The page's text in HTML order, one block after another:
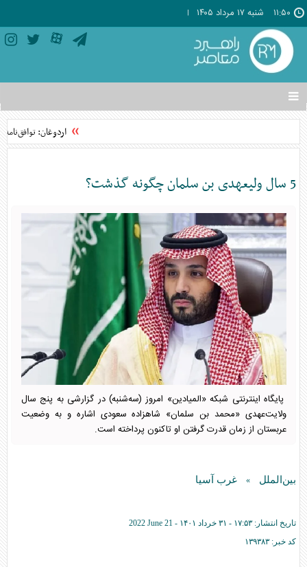
۱۱:۵۰ شنبه ۱۷ مرداد ۱۴۰۵
تغییر
وضعیت
منوی
ها
اردوغان:
5 سال ولیعهدی بن سلمان چگونه گذشت؟
پایگاه اینترنتی شبکه «المیادین» امروز (سه‌شنبه) در گزارشی به پنج سال
ولایت‌عهدی «محمد بن سلمان» شاهزاده سعودی اشاره و به وضعیت
عربستان از زمان قدرت گرفتن او تاکنون پرداخته است.
بین‌الملل » غرب آسیا
تاریخ انتشار: ۱۷:۵۳ - ۳۱ خرداد ۱۴۰۱ -
2022 June 21
کد خبر: ۱۳۹۳۸۳